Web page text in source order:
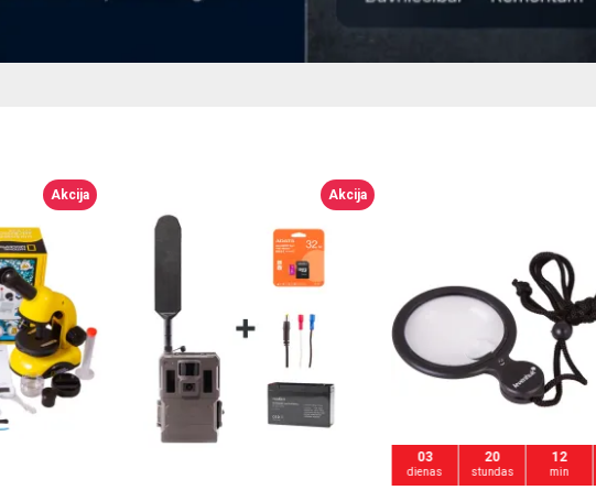
Akcija Akcija
03
dienas
20
stundas
12
min